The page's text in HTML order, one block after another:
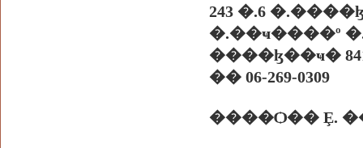
243 �.6
�.��ҹ����º
����ɮ��ҹ�
�� 06-269-0309
����Ѻ�� Ȩ.